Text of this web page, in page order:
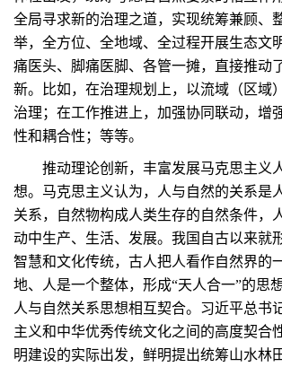
全局寻求新的治理之道，实现统筹兼顾、
举，全方位、全地域、全过程开展生态文
痛医头、脚痛医脚、各管一摊，直接推动
新。比如，在治理规划上，以流域（区域
治理；在工作推进上，加强协同联动，增
性和耦合性；等等。
推动理论创新，丰富发展马克思主义
想。马克思主义认为，人与自然的关系是
关系，自然物构成人类生存的自然条件，
动中生产、生活、发展。我国自古以来就
智慧和文化传统，古人把人看作自然界的
地、人是一个整体，形成“天人合一”的思
人与自然关系思想相互契合。习近平总书
主义和中华优秀传统文化之间的高度契合
明建设的实际出发，鲜明提出统筹山水林